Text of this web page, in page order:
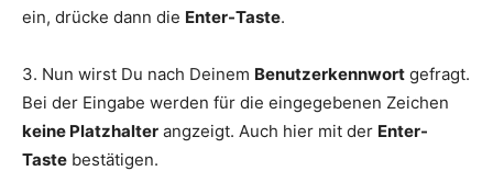
ein, drücke dann die Enter-Taste.
3. Nun wirst Du nach Deinem Benutzerkennwort gefragt.
Bei der Eingabe werden für die eingegebenen Zeichen
keine Platzhalter angzeigt. Auch hier mit der Enter-
Taste bestätigen.